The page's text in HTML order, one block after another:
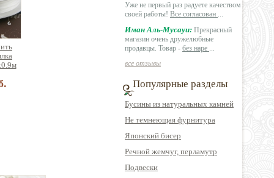
Уже не первый раз радуете качеством
своей работы! Все согласован ...
Иман Аль-Мусауи: Прекрасный
магазин очень дружелюбные
продавцы. Товар - без наре ...
все отзывы
Популярные разделы
Бусины из натуральных камней
Не темнеющая фурнитура
Японский бисер
Речной жемчуг, перламутр
Подвески